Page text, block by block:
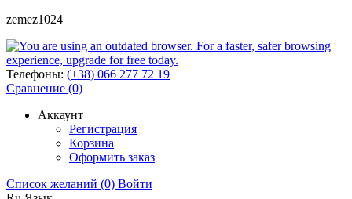
zemez1024
Телефоны: (+38) 066 277 72 19
Сравнение (0)
Аккаунт
Регистрация
Корзина
Оформить заказ
Список желаний (0) Войти